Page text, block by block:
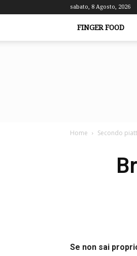
sabato, 8 Agosto, 2026
FINGER FOOD
Home Secondo
Se non sai